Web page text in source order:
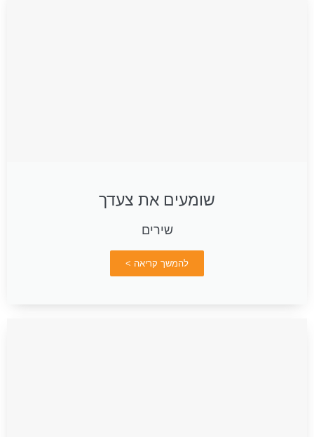
שומעים את צעדך
שירים
להמשך קריאה >